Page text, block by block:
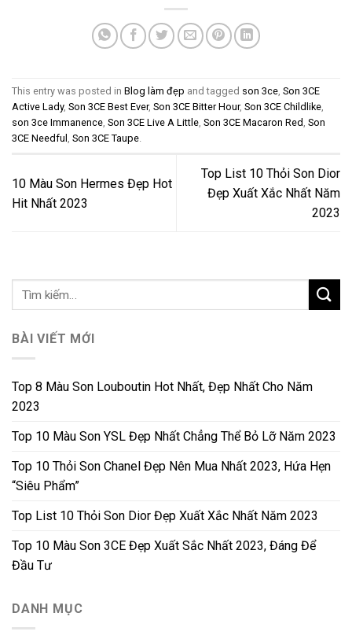
This entry was posted in Blog làm đẹp and tagged son 3ce, Son 3CE
Active Lady, Son 3CE Best Ever, Son 3CE Bitter Hour, Son 3CE Childlike,
son 3ce Immanence, Son 3CE Live A Little, Son 3CE Macaron Red, Son
3CE Needful , Son 3CE Taupe.
10 Màu Son Hermes Đẹp Hot
Hit Nhất 2023
Top List 10 Thỏi Son Dior
Đẹp Xuất Xắc Nhất Năm
2023
BÀI VIẾT MỚI
Top 8 Màu Son Louboutin Hot Nhất, Đẹp Nhất Cho Năm
2023
Top 10 Màu Son YSL Đẹp Nhất Chẳng Thể Bỏ Lỡ Năm 2023
Top 10 Thỏi Son Chanel Đẹp Nên Mua Nhất 2023, Hứa Hẹn
“Siêu Phẩm”
Top List 10 Thỏi Son Dior Đẹp Xuất Xắc Nhất Năm 2023
Top 10 Màu Son 3CE Đẹp Xuất Sắc Nhất 2023, Đáng Để
Đầu Tư
DANH MỤC